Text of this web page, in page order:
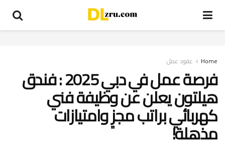
Home عقود عمل
فرصة عمل في دبي 2025 : فندق
هيلتون يعلن عن وظيفة فني
كهربائي براتب مجزٍ وامتيازات
مذهلة!